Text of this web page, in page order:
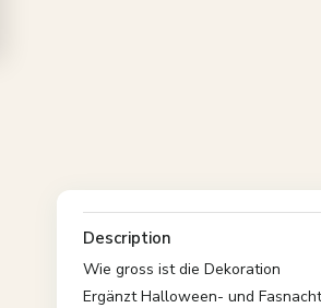
Description
Wie gross ist die Dekoration
Ergänzt Halloween- und